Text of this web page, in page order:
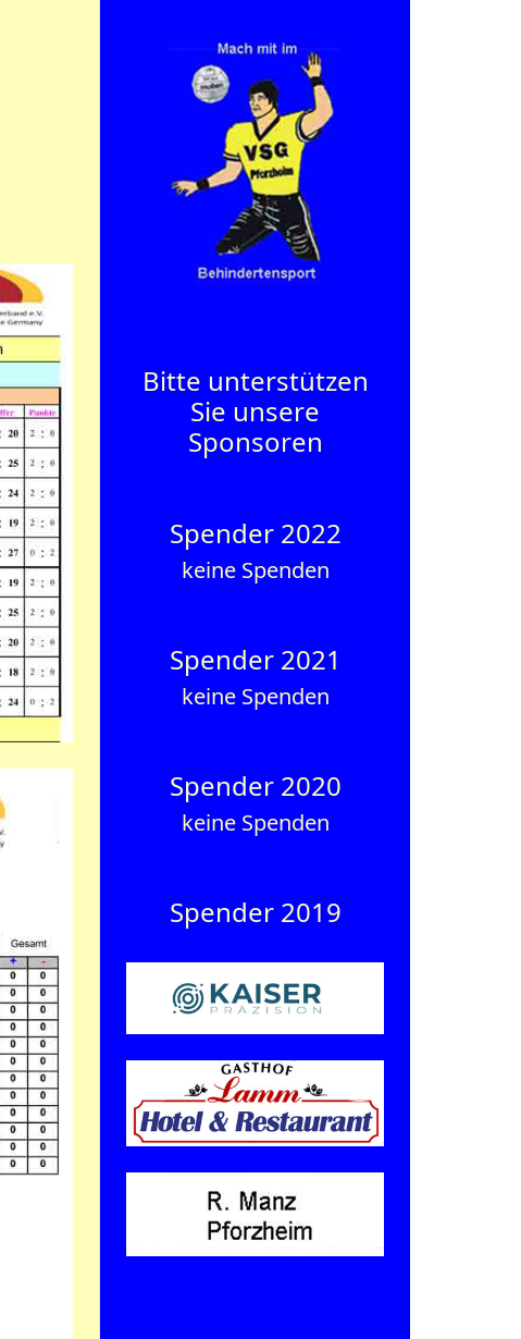
Bitte unterstützen
Sie unsere
Sponsoren
Spender 2022
keine Spenden
Spender 2021
keine Spenden
Spender 2020
keine Spenden
Spender 2019